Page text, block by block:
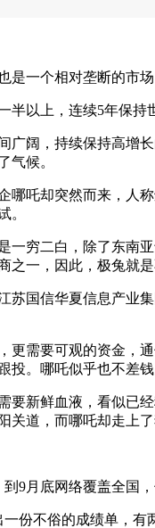
一个相对垄断的市场
上，连续5年保持
阔，持续保持高增长
气候。
吒却突然而来，人称
。
穷二白，除了东南亚
之一，因此，极兔就
国信华夏信息产业集
要可观的资金，通
投。哪吒似乎也不差钱
鲜血液，看似已经
关道，而哪吒却走上了
月底网络覆盖全国，
不俗的成绩单，有